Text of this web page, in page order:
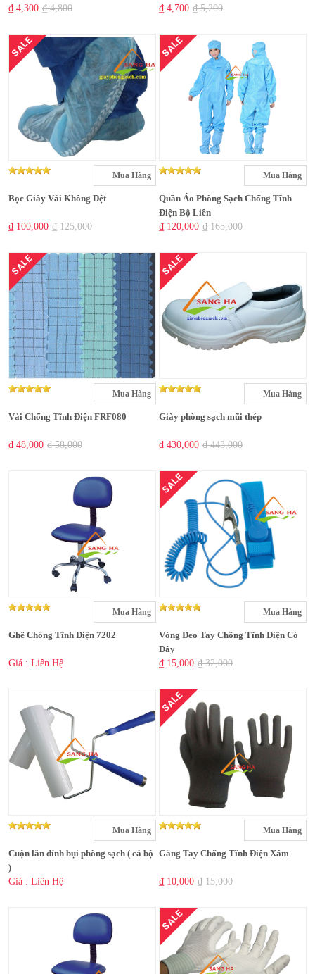
₫ 4,300 ₫ 4,800
₫ 4,700 ₫ 5,200
SALE
Mua Hàng
Bọc Giày Vải Không Dệt
₫ 100,000 ₫ 125,000
SALE
Mua Hàng
Quần Áo Phòng Sạch Chống Tĩnh
Điện Bộ Liền
₫ 120,000 ₫ 165,000
SALE
Mua Hàng
Vải Chống Tĩnh Điện FRF080
₫ 48,000 ₫ 58,000
SALE
Mua Hàng
Giày phòng sạch mũi thép
₫ 430,000 ₫ 443,000
Mua Hàng
Ghế Chống Tĩnh Điện 7202
Giá : Liên Hệ
SALE
Mua Hàng
Vòng Đeo Tay Chống Tĩnh Điện Có
Dây
₫ 15,000 ₫ 32,000
Mua Hàng
Cuộn lăn dính bụi phòng sạch ( cả bộ
)
Giá : Liên Hệ
SALE
Mua Hàng
Găng Tay Chống Tĩnh Điện Xám
₫ 10,000 ₫ 15,000
SALE